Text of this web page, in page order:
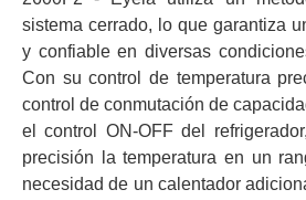
sistema cerrado, lo que garantiza
y confiable en diversas
Con su control de temperatura
control de conmutación de
el control ON-OFF del
precisión la temperatura en un
necesidad de un calentador